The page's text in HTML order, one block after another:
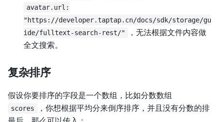
avatar.url:
"https://developer.taptap.cn/docs/sdk/storage/gu
ide/fulltext-search-rest/"
，无法根据文件内容做
全文搜索。
复杂排序
假设你要排序的字段是一个数组，比如分数数组
scores
，你想根据平均分来倒序排序，并且没有分数的排